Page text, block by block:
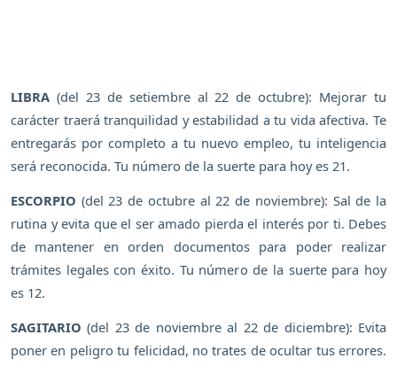
LIBRA (del 23 de setiembre al 22 de octubre): Mejorar tu
carácter traerá tranquilidad y estabilidad a tu vida afectiva. Te
entregarás por completo a tu nuevo empleo, tu inteligencia
será reconocida. Tu número de la suerte para hoy es 21.
ESCORPIO (del 23 de octubre al 22 de noviembre): Sal de la
rutina y evita que el ser amado pierda el interés por ti. Debes
de mantener en orden documentos para poder realizar
trámites legales con éxito. Tu número de la suerte para hoy
es 12.
SAGITARIO (del 23 de noviembre al 22 de diciembre): Evita
poner en peligro tu felicidad, no trates de ocultar tus errores.